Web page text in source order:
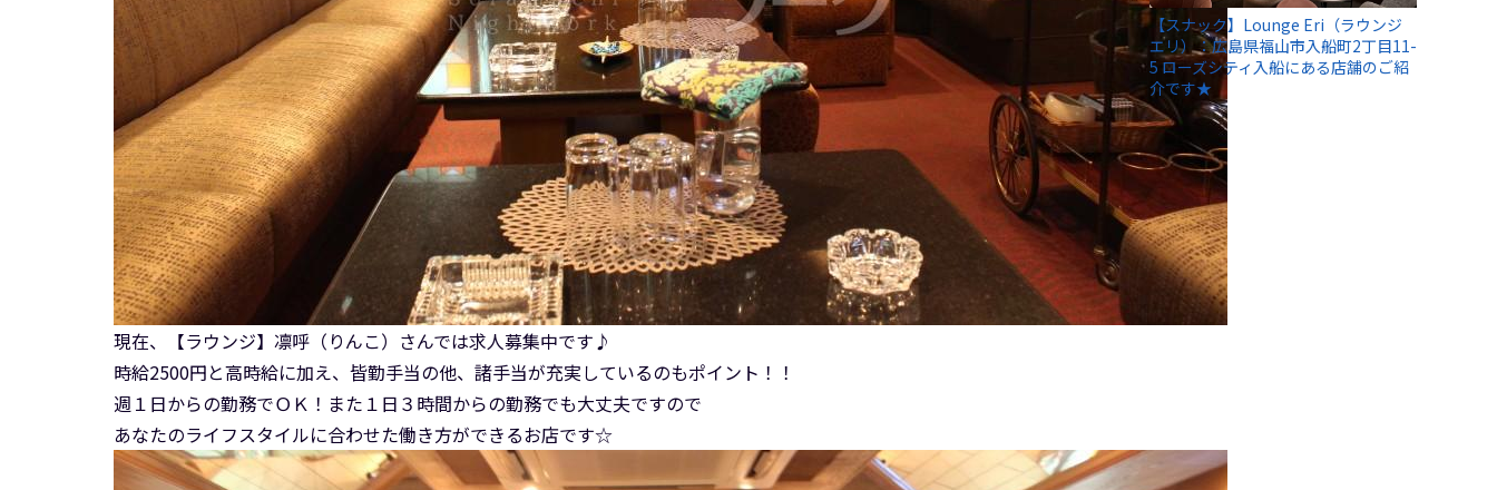
現在、【ラウンジ】凛呼（りんこ）さんでは求人募集中です♪
時給2500円と高時給に加え、皆勤手当の他、諸手当が充実しているのもポイント！！
週１日からの勤務でＯＫ！また１日３時間からの勤務でも大丈夫ですので
あなたのライフスタイルに合わせた働き方ができるお店です☆
【スナック】Lounge Eri（ラウンジ
エリ）：広島県福山市入船町2丁目11-
5 ローズシティ入船にある店舗のご紹
介です★